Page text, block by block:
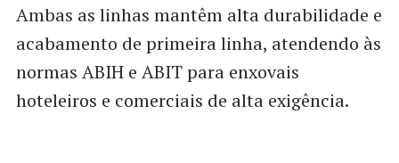
Ambas as linhas mantêm alta durabilidade e
acabamento de primeira linha, atendendo às
normas ABIH e ABIT para enxovais
hoteleiros e comerciais de alta exigência.